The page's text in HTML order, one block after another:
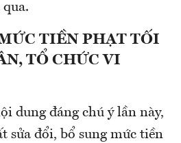
TIỀN PHẠT TỐI
TỔ CHỨC VI
dung đáng chú ý lần này,
sửa đổi, bổ sung mức tiền